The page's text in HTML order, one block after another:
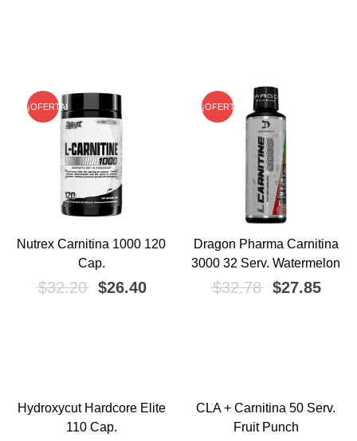
¡OFERTA!
Nutrex Carnitina 1000 120
Cap.
$32.20 El precio original era: $32.20.
$26.40El precio actual es: $26.40.
¡OFERTA!
Dragon Pharma Carnitina
3000 32 Serv. Watermelon
$32.78 El precio
$27.85El
¡OFERTA!
Hydroxycut Hardcore Elite
110 Cap.
¡OFERTA!
CLA + Carnitina 50 Serv.
Fruit Punch